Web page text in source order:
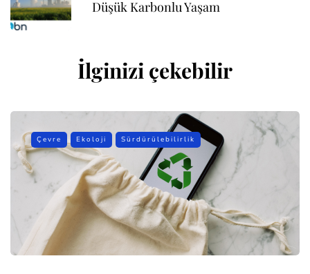
Düşük Karbonlu Yaşam
İlginizi çekebilir
Çevre Ekoloji Sürdürülebilirlik